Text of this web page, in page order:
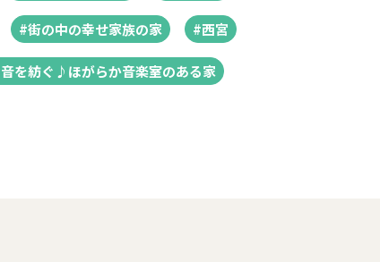
#街の中の幸せ家族の家 #西宮
を紡ぐ♪ほがらか音楽室のある家